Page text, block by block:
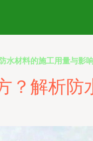
水材料的施工用量与影
？解析